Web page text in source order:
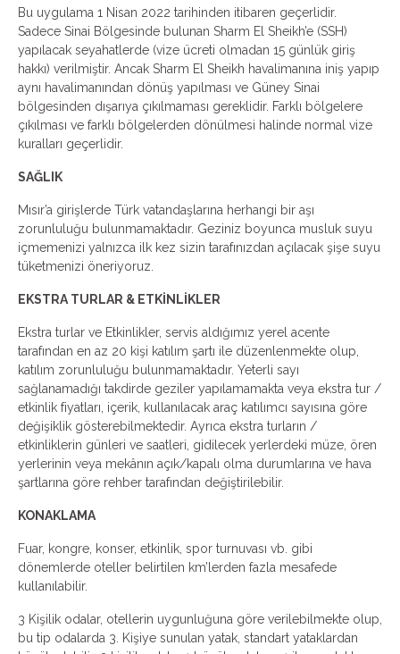
Bu uygulama 1 Nisan 2022 tarihinden itibaren geçerlidir.
Sadece Sinai Bölgesinde bulunan Sharm El Sheikh’e (SSH)
yapılacak seyahatlerde (vize ücreti olmadan 15 günlük giriş
hakkı) verilmiştir. Ancak Sharm El Sheikh havalimanına iniş yapıp
aynı havalimanından dönüş yapılması ve Güney Sinai
bölgesinden dışarıya çıkılmaması gereklidir. Farklı bölgelere
çıkılması ve farklı bölgelerden dönülmesi halinde normal vize
kuralları geçerlidir.
SAĞLIK
Mısır’a girişlerde Türk vatandaşlarına herhangi bir aşı
zorunluluğu bulunmamaktadır. Geziniz boyunca musluk suyu
içmemenizi yalnızca ilk kez sizin tarafınızdan açılacak şişe suyu
tüketmenizi öneriyoruz.
EKSTRA TURLAR & ETKİNLİKLER
Ekstra turlar ve Etkinlikler, servis aldığımız yerel acente
tarafından en az 20 kişi katılım şartı ile düzenlenmekte olup,
katılım zorunluluğu bulunmamaktadır. Yeterli sayı
sağlanamadığı takdirde geziler yapılamamakta veya ekstra tur /
etkinlik fiyatları, içerik, kullanılacak araç katılımcı sayısına göre
değişiklik gösterebilmektedir. Ayrıca ekstra turların /
etkinliklerin günleri ve saatleri, gidilecek yerlerdeki müze, ören
yerlerinin veya mekânın açık/kapalı olma durumlarına ve hava
şartlarına göre rehber tarafından değiştirilebilir.
KONAKLAMA
Fuar, kongre, konser, etkinlik, spor turnuvası vb. gibi
dönemlerde oteller belirtilen km’lerden fazla mesafede
kullanılabilir.
3 Kişilik odalar, otellerin uygunluğuna göre verilebilmekte olup,
bu tip odalarda 3. Kişiye sunulan yatak, standart yataklardan